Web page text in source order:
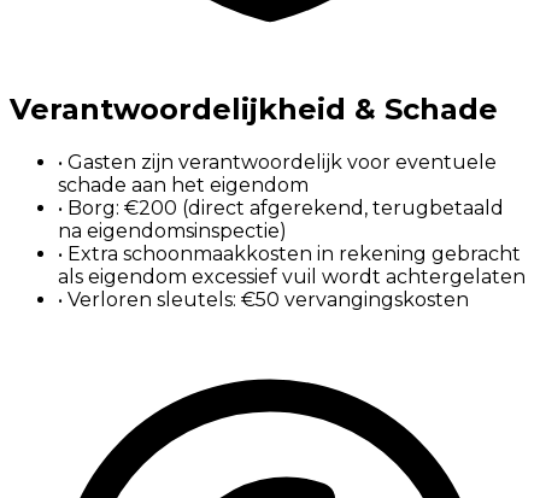
Verantwoordelijkheid & Schade
• Gasten zijn verantwoordelijk voor eventuele
schade aan het eigendom
• Borg: €200 (direct afgerekend, terugbetaald
na eigendomsinspectie)
• Extra schoonmaakkosten in rekening gebracht
als eigendom excessief vuil wordt achtergelaten
• Verloren sleutels: €50 vervangingskosten